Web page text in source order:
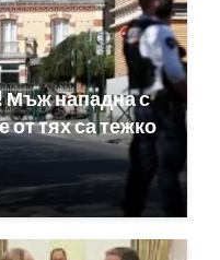
Мъж нападна с
тях са тежко